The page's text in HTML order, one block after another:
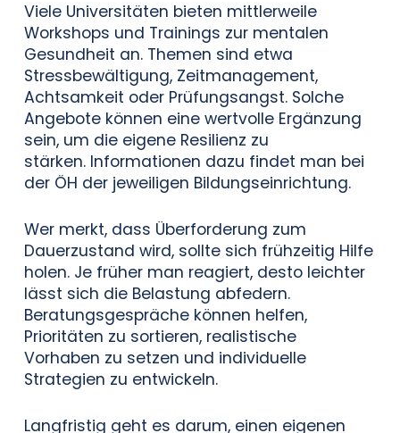
Viele Universitäten bieten mittlerweile
Workshops und Trainings zur mentalen
Gesundheit an. Themen sind etwa
Stressbewältigung, Zeitmanagement,
Achtsamkeit oder Prüfungsangst. Solche
Angebote können eine wertvolle Ergänzung
sein, um die eigene Resilienz zu
stärken. Informationen dazu findet man bei
der ÖH der jeweiligen Bildungseinrichtung.
Wer merkt, dass Überforderung zum
Dauerzustand wird, sollte sich frühzeitig Hilfe
holen. Je früher man reagiert, desto leichter
lässt sich die Belastung abfedern.
Beratungsgespräche können helfen,
Prioritäten zu sortieren, realistische
Vorhaben zu setzen und individuelle
Strategien zu entwickeln.
Langfristig geht es darum, einen eigenen